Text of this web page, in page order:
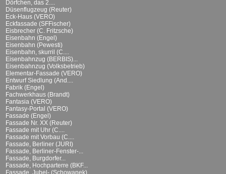
Dörfchen, das 2....
Düsenflugzeug (Reuter)
Eck-Haus (VERO)
Eckfassade (SFFischer)
Eisbrecher (C. Fritzsche)
Eisenbahn (Engel)
Eisenbahn (Pewesti)
Eisenbahn, skurril (C....
Eisenbahnzug (BERBIS)...
Eisenbahnzug (Volksbetrieb)
Elementar-Fassade (VERO)
Entwurf Siedlung (And....
Fabrik (Engel)
Fachwerkhaus (Brandt)
Fantasia (VERO)
Fantasy-Portal (VERO)
Fassade (Engel)
Fassade Nr. XX (Reuter)
Fassade mit Uhr (C....
Fassade mit Vorbau (C....
Fassade, Berliner (JURI)
Fassade, Berliner-Fenster-...
Fassade, Burgdorfer...
Fassade, Hochparterre (BKF...
Fassade, Jubel- (Schowanek)